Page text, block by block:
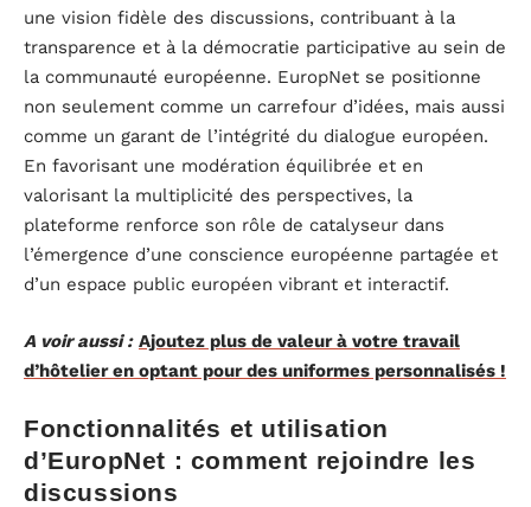
une vision fidèle des discussions, contribuant à la
transparence et à la démocratie participative au sein de
la communauté européenne. EuropNet se positionne
non seulement comme un carrefour d’idées, mais aussi
comme un garant de l’intégrité du dialogue européen.
En favorisant une modération équilibrée et en
valorisant la multiplicité des perspectives, la
plateforme renforce son rôle de catalyseur dans
l’émergence d’une conscience européenne partagée et
d’un espace public européen vibrant et interactif.
A voir aussi : Ajoutez plus de valeur à votre travail
d’hôtelier en optant pour des uniformes personnalisés !
Fonctionnalités et utilisation
d’EuropNet : comment rejoindre les
discussions